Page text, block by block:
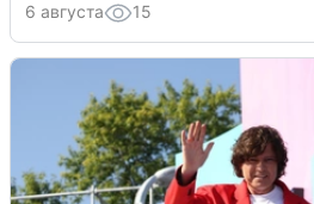
6 августа 15